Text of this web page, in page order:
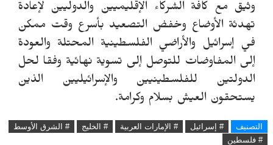
وثيق مع كافة الشركاء الإقليميين والدوليين لإعادة
تهدئة الأوضاع وخفض التصعيد بأسرع وقت ممكن
في إسرائيل والأراضي الفلسطينية المحتلة والعودة
إلى المفاوضات للتوصل إلى تسوية نهائية وفقا لحل
الدولتين للفلسطينيين والإسرائيليين الذين
يستحقون العيش بسلام وكرامة.
التصنيف # إسرائيل # الإمارات العربية # الخليج
# الشرق الأوسط
# فلسطين